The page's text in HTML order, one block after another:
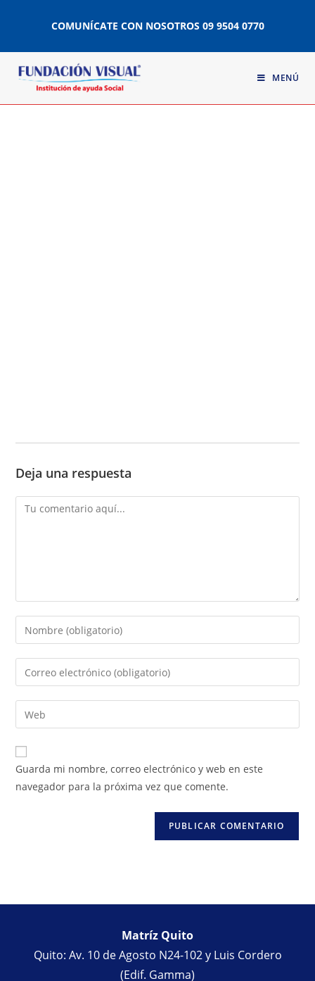
COMUNÍCATE CON NOSOTROS 09 9504 0770
MENÚ
Deja una respuesta
Guarda mi nombre, correo electrónico y web en este
navegador para la próxima vez que comente.
Matríz Quito
Quito: Av. 10 de Agosto N24-102 y Luis Cordero
(Edif. Gamma)